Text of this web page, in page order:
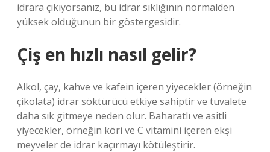
idrara çıkıyorsanız, bu idrar sıklığının normalden
yüksek olduğunun bir göstergesidir.
Çiş en hızlı nasıl gelir?
Alkol, çay, kahve ve kafein içeren yiyecekler (örneğin
çikolata) idrar söktürücü etkiye sahiptir ve tuvalete
daha sık gitmeye neden olur. Baharatlı ve asitli
yiyecekler, örneğin köri ve C vitamini içeren ekşi
meyveler de idrar kaçırmayı kötüleştirir.